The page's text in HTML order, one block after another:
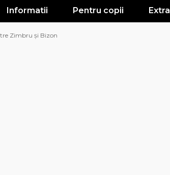
Informatii Pentru copii Extra
Zimbru și Bizon